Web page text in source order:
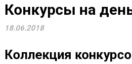
Конкурсы нa
18.06.2018
Коллекция